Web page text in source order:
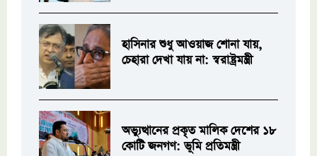
হাসিনার শুধু আওয়াজ শোনা যায়,
চেহারা দেখা যায় না: স্বরাষ্ট্রমন্ত্রী
অভ্যুত্থানের প্রকৃত মালিক দেশের ১৮
কোটি জনগণ: ভূমি প্রতিমন্ত্রী